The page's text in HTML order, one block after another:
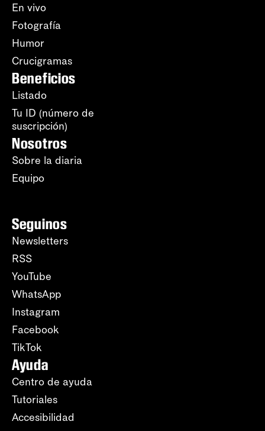
En vivo
Fotografía
Humor
Crucigramas
Beneficios
Listado
Tu ID (número de
suscripción)
Nosotros
Sobre la diaria
Equipo
Seguinos
Newsletters
RSS
YouTube
WhatsApp
Instagram
Facebook
TikTok
Ayuda
Centro de ayuda
Tutoriales
Accesibilidad